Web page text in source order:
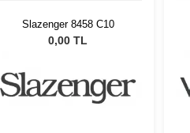
Slazenger 8458 C10
0,00 TL